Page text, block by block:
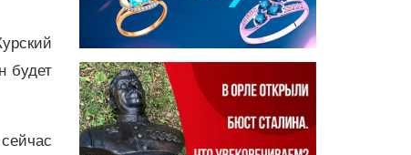
будет